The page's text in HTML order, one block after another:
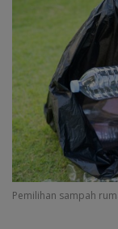
Pemilihan sampah